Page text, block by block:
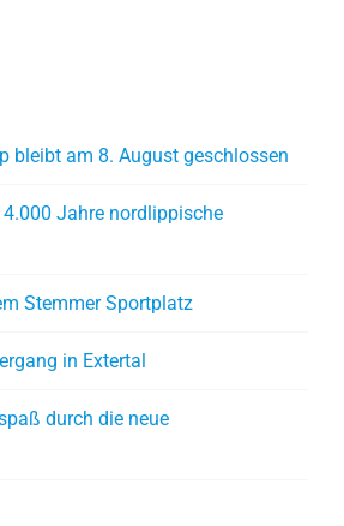
bleibt am 8. August geschlossen
Jahre nordlippische
Stemmer Sportplatz
in Extertal
durch die neue